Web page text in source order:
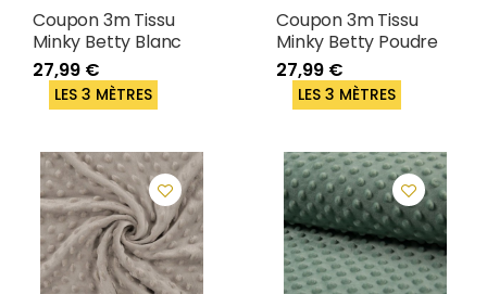
Coupon 3m Tissu
Minky Betty Blanc
27,99 €
LES 3 MÈTRES
Coupon 3m Tissu
Minky Betty Poudre
27,99 €
LES 3 MÈTRES